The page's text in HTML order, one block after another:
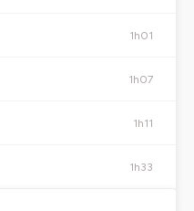
1h01
1h07
1h11
1h33